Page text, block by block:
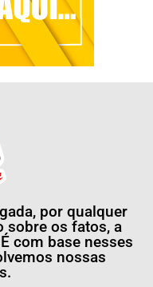
por qualquer
sobre os fatos, a
com base nesses
nossas